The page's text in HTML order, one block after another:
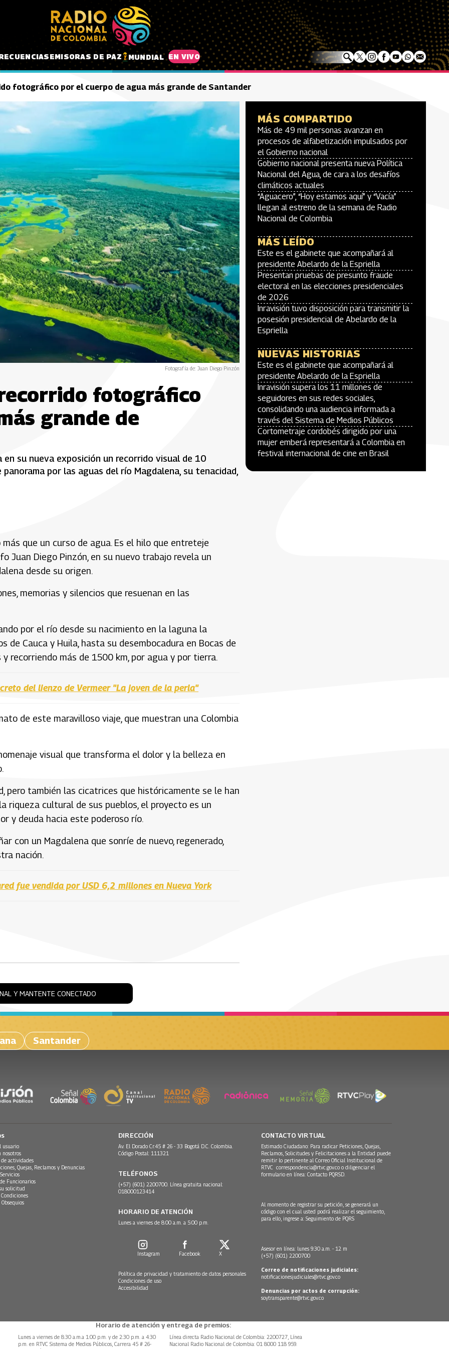
EMISORAS DE PAZ MUNDIAL EN VIVO
fotográfico por el cuerpo de agua más grande de Santander
Fotografía de: Juan Diego Pinzón
recorrido fotográfico
grande de
su nueva exposición un recorrido visual de 10
por las aguas del río Magdalena, su tenacidad,
que un curso de agua. Es el hilo que entreteje
Juan Diego Pinzón, en su nuevo trabajo revela un
desde su origen.
memorias y silencios que resuenan en las
por el río desde su nacimiento en la laguna la
de Cauca y Huila, hasta su desembocadura en Bocas de
recorriendo más de 1500 km, por agua y por tierra.
del lienzo de Vermeer "La joven de la perla"
de este maravilloso viaje, que muestran una Colombia
visual que transforma el dolor y la belleza en
pero también las cicatrices que históricamente se le han
riqueza cultural de sus pueblos, el proyecto es un
y deuda hacia este poderoso río.
con un Magdalena que sonríe de nuevo, regenerado,
nación.
fue vendida por USD 6,2 millones en Nueva York
Y MANTENTE CONECTADO
MÁS COMPARTIDO
Más de 49 mil personas avanzan en
procesos de alfabetización impulsados por
el Gobierno nacional
Gobierno nacional presenta nueva Política
Nacional del Agua, de cara a los desafíos
climáticos actuales
“Aguacero”, “Hoy estamos aquí” y “Vacía”
llegan al estreno de la semana de Radio
Nacional de Colombia
MÁS LEÍDO
Este es el gabinete que acompañará al
presidente Abelardo de la Espriella
Presentan pruebas de presunto fraude
electoral en las elecciones presidenciales
de 2026
Inravisión tuvo disposición para transmitir la
posesión presidencial de Abelardo de la
Espriella
NUEVAS HISTORIAS
Este es el gabinete que acompañará al
presidente Abelardo de la Espriella
Inravisión supera los 11 millones de
seguidores en sus redes sociales,
consolidando una audiencia informada a
través del Sistema de Medios Públicos
Cortometraje cordobés dirigido por una
mujer emberá representará a Colombia en
festival internacional de cine en Brasil
Santander
usuario
nosotros
actividades
Quejas, Reclamos y Denuncias
Funcionarios
solicitud
DIRECCIÓN
Av. El Dorado Cr.45 # 26 - 33 Bogotá D.C. Colombia.
Código Postal: 111321
TELÉFONOS
(+57) (601) 2200700. Línea gratuita nacional:
018000123414
HORARIO DE ATENCIÓN
Lunes a viernes de 8:00 a.m. a 5:00 p.m.
Instagram Facebook X
Política de privacidad y tratamiento de datos personales
Condiciones de uso
Accesibilidad
CONTACTO VIRTUAL
Estimado Ciudadano: Para radicar Peticiones, Quejas,
Reclamos, Solicitudes y Felicitaciones a la Entidad puede
remitir lo pertinente al Correo Oficial Institucional de
RTVC correspondencia@rtvc.gov.co o diligenciar el
formulario en línea: Contacto PQRSD.
Al momento de registrar su petición, se generará un
código con el cual usted podrá realizar el seguimiento,
para ello, ingrese a: Seguimiento de PQRS
Asesor en línea: lunes 9:30 a.m. - 12 m
(+57) (601) 2200700
Correo de notificaciones judiciales:
notificacionesjudiciales@rtvc.gov.co
Denuncias por actos de corrupción:
soytransparente@rtvc.gov.co
Horario de atención y entrega de premios:
Lunes a viernes de 8:30 a.m.a 1:00 p.m. y de 2:30 p.m. a 4:30
p.m. en RTVC Sistema de Medios Públicos, Carrera 45 # 26-
Línea directa Radio Nacional de Colombia: 2200727, Línea
Nacional Radio Nacional de Colombia: 01 8000 118 959.